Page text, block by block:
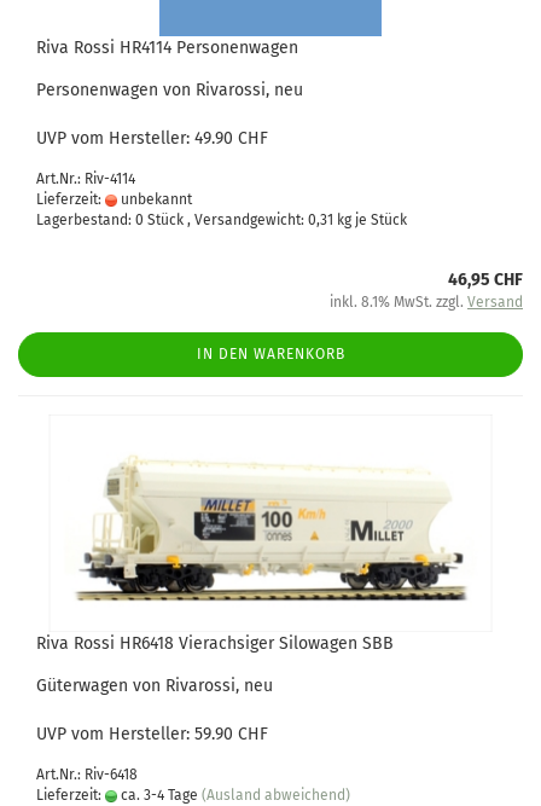
Riva Rossi HR4114 Personenwagen
Personenwagen von Rivarossi, neu
UVP vom Hersteller: 49.90 CHF
Art.Nr.: Riv-4114
Lieferzeit:
unbekannt
Lagerbestand: 0 Stück , Versandgewicht: 0,31 kg je Stück
46,95 CHF
inkl. 8.1% MwSt. zzgl. Versand
IN DEN WARENKORB
Riva Rossi HR6418 Vierachsiger Silowagen SBB
Güterwagen von Rivarossi, neu
UVP vom Hersteller: 59.90 CHF
Art.Nr.: Riv-6418
Lieferzeit:
ca. 3-4 Tage (Ausland abweichend)